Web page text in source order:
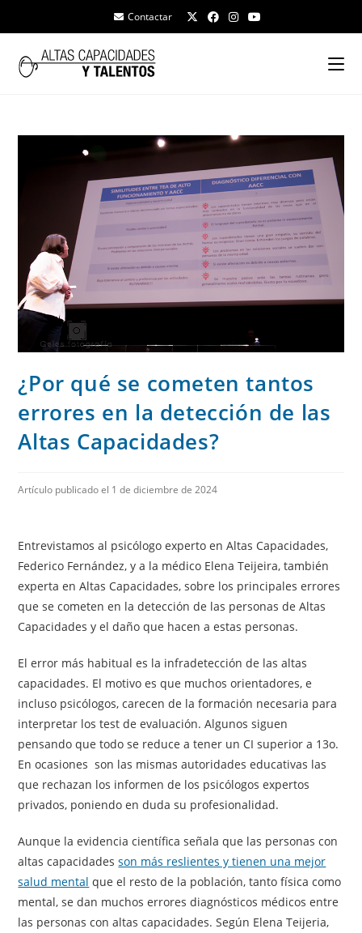
Contactar
¿Por qué se cometen tantos
errores en la detección de las
Altas Capacidades?
Artículo publicado el 1 de diciembre de 2024
Entrevistamos al psicólogo experto en Altas Capacidades,
Federico Fernández, y a la médico Elena Teijeira, también
experta en Altas Capacidades, sobre los principales errores
que se cometen en la detección de las personas de Altas
Capacidades y el daño que hacen a estas personas.
El error más habitual es la infradetección de las altas
capacidades. El motivo es que muchos orientadores, e
incluso psicólogos, carecen de la formación necesaria para
interpretar los test de evaluación. Algunos siguen
pensando que todo se reduce a tener un CI superior a 13o.
En ocasiones son las mismas autoridades educativas las
que rechazan los informen de los psicólogos expertos
privados, poniendo en duda su profesionalidad.
Aunque la evidencia científica señala que las personas con
altas capacidadesson más reslientes y tienen una mejor
salud mental que el resto de la población, tanto física como
mental, se dan muchos errores diagnósticos médicos entre
las personas con altas capacidades. Según Elena Teijeria,